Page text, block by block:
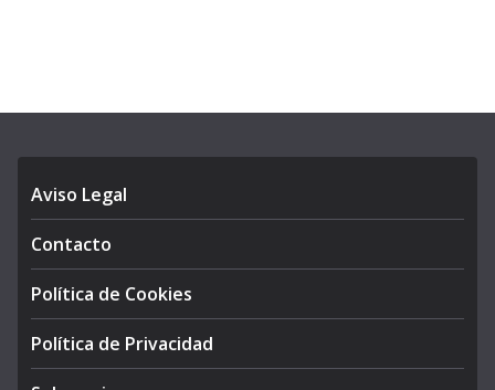
Aviso Legal
Contacto
Política de Cookies
Política de Privacidad